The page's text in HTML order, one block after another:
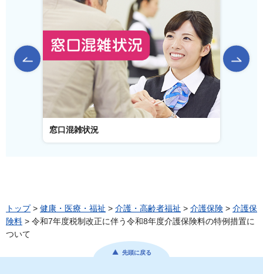
前のスライドを表示
窓口混雑状況
トップ> 健康・医療・福祉 > 介護・高齢者福祉 > 介護保険 > 介護保
険料 > 令和7年度税制改正に伴う令和8年度介護保険料の特例措置に
ついて
先頭に戻る